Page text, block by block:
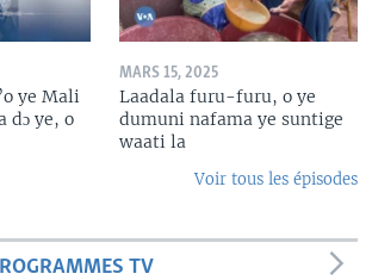
ye Mali
dɔ ye, o
MARS 15, 2025
Laadala furu-furu, o ye
dumuni nafama ye suntige
waati la
Voir tous les épisodes
TV